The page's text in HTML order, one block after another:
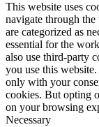
This website uses
navigate through
are categorized as
essential for the
also use third-party
you use this
only with your
cookies. But opting
on your browsing
Necessary